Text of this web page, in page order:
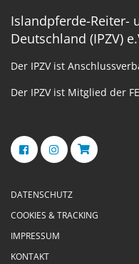
Islandpferde-Reiter-
Deutschland (IPZV)
Der IPZV ist
Der IPZV ist Mitglied der
DATENSCHUTZ
COOKIES & TRACKING
IMPRESSUM
KONTAKT